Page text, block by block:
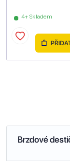
4+ Skladem
Brzdové